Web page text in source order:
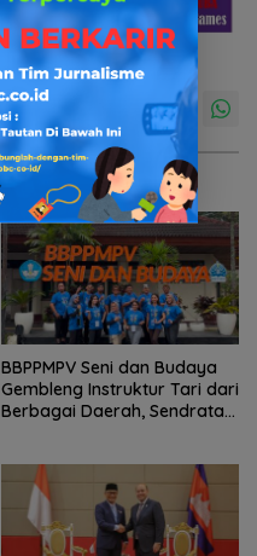
BBPPMPV Seni dan Budaya
Gembleng Instruktur Tari dari
Berbagai Daerah, Sendratari